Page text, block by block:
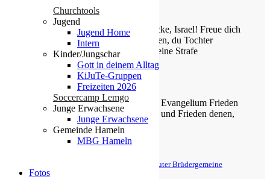
Churchtools
Jugend
Jugend Home
Intern
Kinder/Jungschar
Gott in deinem Alltag
KiJuTe-Gruppen
Freizeiten 2026
Soccercamp Lemgo
Junge Erwachsene
Junge Erwachsene
Gemeinde Hameln
MBG Hameln
Fotos
Die Losung von heute
Jauchze, du Tochter Zion! Frohlocke, Israel! Freue dich
und sei fröhlich von ganzem Herzen, du Tochter
Jerusalem! Denn der HERR hat deine Strafe
weggenommen.
Zefanja 3,14-15
Christus ist gekommen und hat im Evangelium Frieden
verkündigt euch, die ihr fern wart, und Frieden denen,
die nahe waren.
Epheser 2,17
© Evangelische Brüder-Unität – Herrnhuter Brüdergemeine
Weitere Informationen finden Sie hier